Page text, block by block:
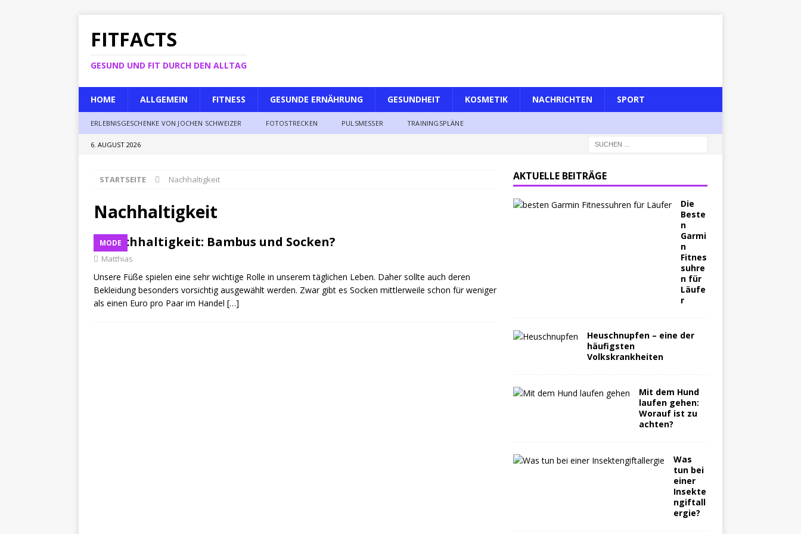
FITFACTS
GESUND UND FIT DURCH DEN ALLTAG
HOME ALLGEMEIN FITNESS GESUNDE ERNÄHRUNG GESUNDHEIT KOSMETIK NACHRICHTEN SPORT
ERLEBNISGESCHENKE VON JOCHEN SCHWEIZER FOTOSTRECKEN PULSMESSER TRAININGSPLÄNE
6. AUGUST 2026
STARTSEITE Nachhaltigkeit
Nachhaltigkeit
MODE
Nachhaltigkeit: Bambus und Socken?
Matthias
Unsere Füße spielen eine sehr wichtige Rolle in unserem täglichen Leben. Daher sollte auch deren
Bekleidung besonders vorsichtig ausgewählt werden. Zwar gibt es Socken mittlerweile schon für weniger
als einen Euro pro Paar im Handel […]
AKTUELLE BEITRÄGE
Die
Beste
n
Garmi
n
Fitnes
suhre
n für
Läufe
r
Heuschnupfen – eine der
häufigsten
Volkskrankheiten
Mit dem Hund
laufen gehen:
Worauf ist zu
achten?
Was
tun bei
einer
Insekte
ngiftall
ergie?